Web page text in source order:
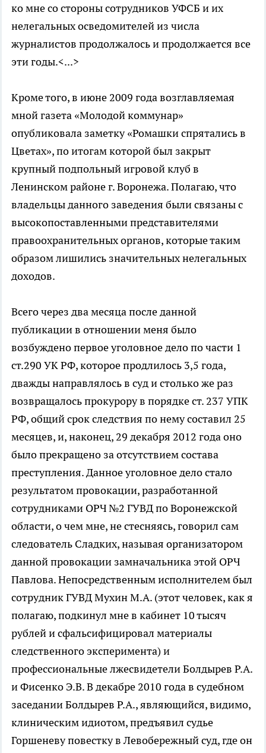
ко мне со стороны сотрудников УФСБ и их
нелегальных осведомителей из числа
журналистов продолжалось и продолжается все
эти годы.<...>
Кроме того, в июне 2009 года возглавляемая
мной газета «Молодой коммунар»
опубликовала заметку «Ромашки спрятались в
Цветах», по итогам которой был закрыт
крупный подпольный игровой клуб в
Ленинском районе г. Воронежа. Полагаю, что
владельцы данного заведения были связаны с
высокопоставленными представителями
правоохранительных органов, которые таким
образом лишились значительных нелегальных
доходов.
Всего через два месяца после данной
публикации в отношении меня было
возбуждено первое уголовное дело по части 1
ст.290 УК РФ, которое продлилось 3,5 года,
дважды направлялось в суд и столько же раз
возвращалось прокурору в порядке ст. 237 УПК
РФ, общий срок следствия по нему составил 25
месяцев, и, наконец, 29 декабря 2012 года оно
было прекращено за отсутствием состава
преступления. Данное уголовное дело стало
результатом провокации, разработанной
сотрудниками ОРЧ №2 ГУВД по Воронежской
области, о чем мне, не стесняясь, говорил сам
следователь Сладких, называя организатором
данной провокации замначальника этой ОРЧ
Павлова. Непосредственным исполнителем был
сотрудник ГУВД Мухин М.А. (этот человек, как я
полагаю, подкинул мне в кабинет 10 тысяч
рублей и сфальсифицировал материалы
следственного эксперимента) и
профессиональные лжесвидетели Болдырев Р.А.
и Фисенко Э.В. В декабре 2010 года в судебном
заседании Болдырев Р.А., являющийся, видимо,
клиническим идиотом, предъявил судье
Горшеневу повестку в Левобережный суд, где он